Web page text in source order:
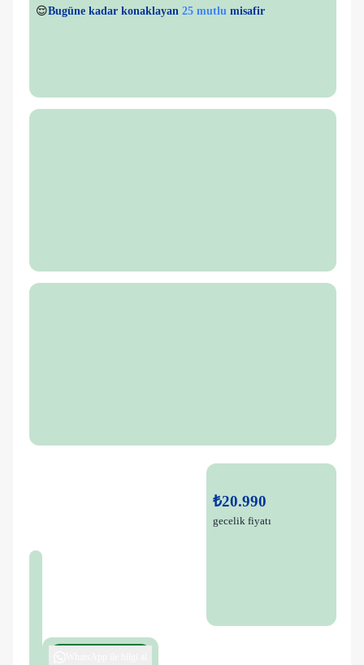
👀Son 1 saatte29 kişigörüntüledi
₺20.990
gecelik fiyatı